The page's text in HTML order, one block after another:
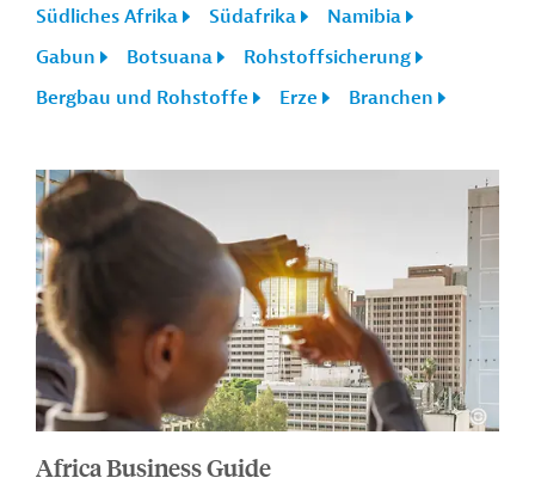
Südliches Afrika Südafrika
Namibia
Gabun
Botsuana
Rohstoffsicherung
Bergbau und Rohstoffe
Erze Branchen
Africa Business Guide